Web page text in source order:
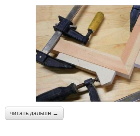
читать дальше →